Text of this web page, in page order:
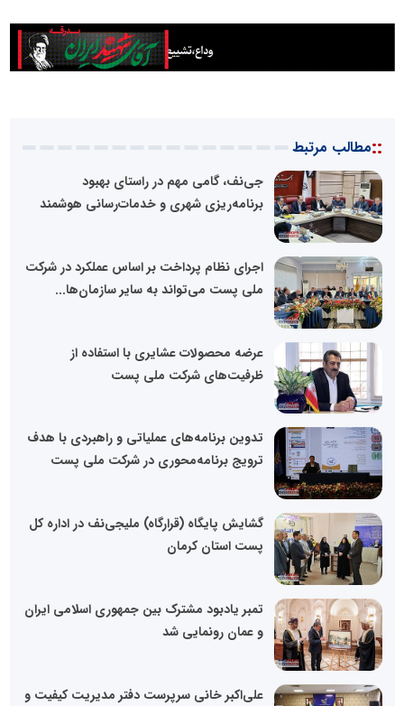
::مطالب مرتبط
جی‌نف، گامی مهم در راستای بهبود
برنامه‌ریزی شهری و خدمات‌رسانی هوشمند
اجرای نظام پرداخت بر اساس عملکرد در شرکت
ملی پست می‌تواند به سایر سازمان‌ها...
عرضه محصولات عشایری با استفاده از
ظرفیت‌های شرکت ملی پست
تدوین برنامه‌های عملیاتی و راهبردی با هدف
ترویج برنامه‌محوری در شرکت ملی پست
گشایش پایگاه (قرارگاه) ملیجی‌نف در اداره کل
پست استان کرمان
تمبر یادبود مشترک بین جمهوری اسلامی ایران
و عمان رونمایی شد
علی‌اکبر خانی سرپرست دفتر مدیریت کیفیت و